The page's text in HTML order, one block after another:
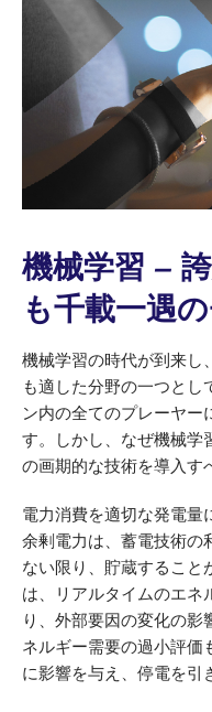
機械学習 –
も千載一遇
機械学習の時代が到来し
も適した分野の一つと
ン内の全てのプレーヤー
す。しかし、なぜ機械学
の画期的な技術を導入す
電力消費を適切な発電量
余剰電力は、蓄電技術の
ない限り、貯蔵すること
は、リアルタイムのエネ
り、外部要因の変化の
ネルギー需要の過小評価
に影響を与え、停電を引